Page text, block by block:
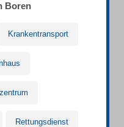
Boren
Krankentransport
Rettungsdienst